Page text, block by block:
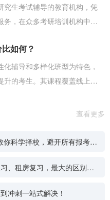
究生考试辅导的教育机构，凭
，在众多考研培训机构中脱
如何？
辅导和多样化班型为特色，
的考生。其课程覆盖线上线
查看更多
科学择校，避开所有报考雷
、租房复习，最大的区别是
冲刺一站式解决！